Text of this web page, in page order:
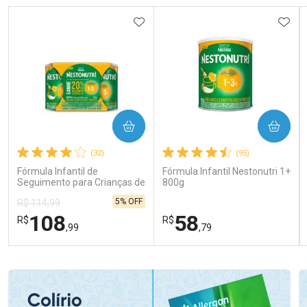
(32)
Fórmula Infantil de
Seguimento para Crianças de
Primeira Infância Nestonutri
2 Unidades de 800g cada
R$ 114,99
R$108,99
5% OFF
ADICIONAR AOS FAVORITOS
COMPRAR
(95)
Fórmula Infantil Nestonutri 1+
800g
R$58,79
COMPRAR
Laboratório
Por Menos